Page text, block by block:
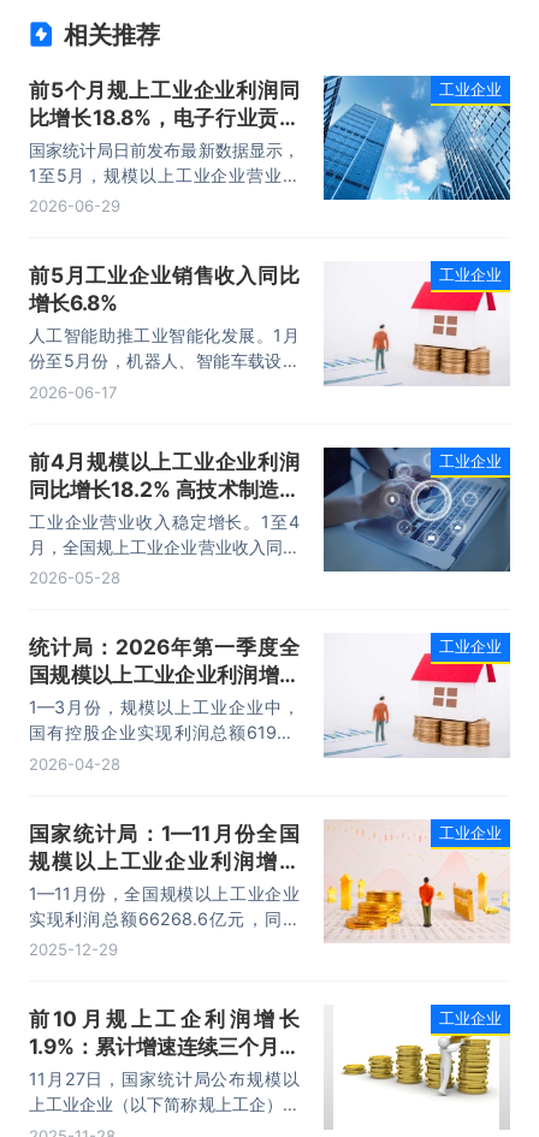
相关推荐
前5个月规上工业企业利润同
比增长18.8%，电子行业贡献
率超过四成
国家统计局日前发布最新数据显示，
1至5月，规模以上工业企业营业收
入同比增长5.5%，利润同比增长
动，电子行业、原材料制造业利润快
速增长。企业盈利总体向好，同时行
业分化仍在持续，后续还须用足用好
各项宏观政策，支持中下游企业降本
2026-06-29
工业企业
前5月工业企业销售收入同比
增长6.8%
人工智能助推工业智能化发展。1月
份至5月份，机器人、智能车载设备
制造销售收入同比分别增长27.7%和
长57.7%、32.6%和24.4%。
2026-06-17
工业企业
前4月规模以上工业企业利润
同比增长18.2% 高技术制造业
引领作用明显
工业企业营业收入稳定增长。1至4
月，全国规上工业企业营业收入同比
增长5.2%，较1至3月加快0.2个百
个百分点。
2026-05-28
工业企业
统计局：2026年第一季度全
国规模以上工业企业利润增长
15.5%
1—3月份，规模以上工业企业中，
国有控股企业实现利润总额6196.1
亿元，同比增长10.1%；股份制企业
利润总额3837.3亿元，增长1.2%；
私营企业实现利润总额4305.3亿
元，增长25.4%。
2026-04-28
工业企业
国家统计局：1—11月份全国
规模以上工业企业利润增长
0.1% 计算机、通信和其他电
子设备制造业利润同比增长
15.0%
1—11月份，全国规模以上工业企业
实现利润总额66268.6亿元，同比
增长0.1%。
2025-12-29
工业企业
前10月规上工企利润增长
1.9%：累计增速连续三个月保
持增长 装备制造业占工企利润
的38.5%
11月27日，国家统计局公布规模以
上工业企业（以下简称规上工企）利
润情况。数据显示，1~10月份，规
工业企业